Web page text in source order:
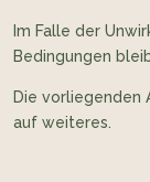
Im Falle der
Bedingungen
Die vorliegenden
auf weiteres.